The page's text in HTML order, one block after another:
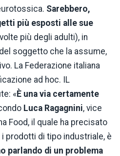
Sarebbero,
più esposti alle sue
più degli adulti), in
soggetto che la assume,
La Federazione italiana
ad hoc. IL
«È una via certamente
Luca Ragagnini, vice
Food, il quale ha precisato
prodotti di tipo industriale, è
parlando di un problema